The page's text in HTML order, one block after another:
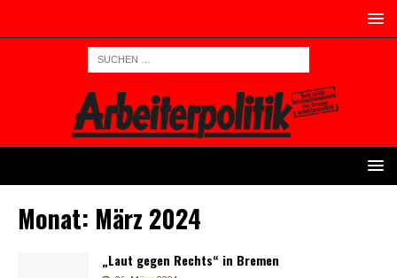
Monat: März 2024
„Laut gegen Rechts“ in Bremen